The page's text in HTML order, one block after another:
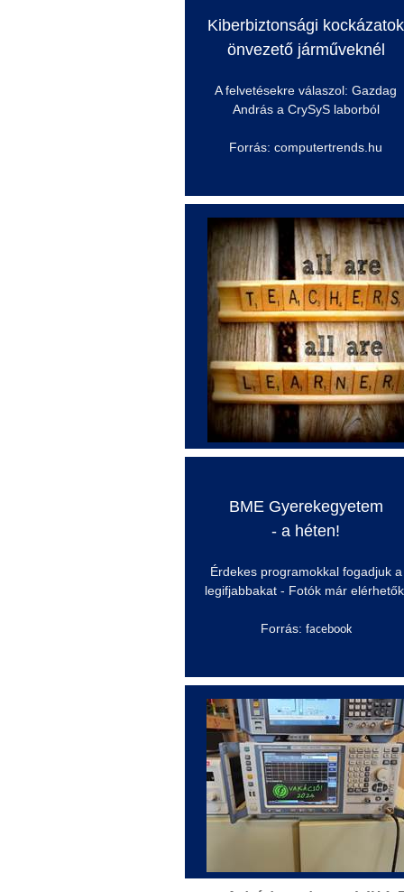
Kiberbiztonsági kockázatok
önvezető járműveknél
A felvetésekre válaszol: Gazdag
András a CrySySlaborból
Forrás: computertrends.hu
BME Gyerekegyetem
- a héten!
Érdekes programokkal fogadjuk a
legifjabbakat - Fotók már
Forrás: facebook